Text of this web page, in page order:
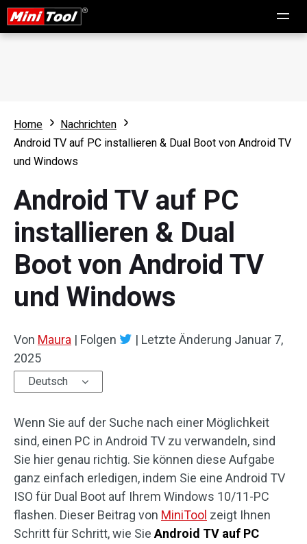
Home
Nachrichten
Android TV auf PC installieren & Dual Boot von Android TV
und Windows
Android TV auf PC
installieren & Dual
Boot von Android TV
und Windows
Von Maura | Folgen | Letzte Änderung Januar 7,
2025
Deutsch
Wenn Sie auf der Suche nach einer Möglichkeit
sind, einen PC in Android TV zu verwandeln, sind
Sie hier genau richtig. Sie können diese Aufgabe
ganz einfach erledigen, indem Sie eine Android TV
ISO für Dual Boot auf Ihrem Windows 10/11-PC
flashen. Dieser Beitrag von MiniTool zeigt Ihnen
Schritt für Schritt, wie Sie Android TV auf PC